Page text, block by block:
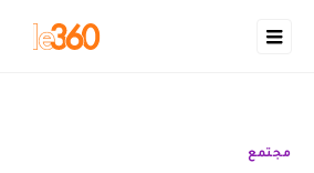
مجتمع